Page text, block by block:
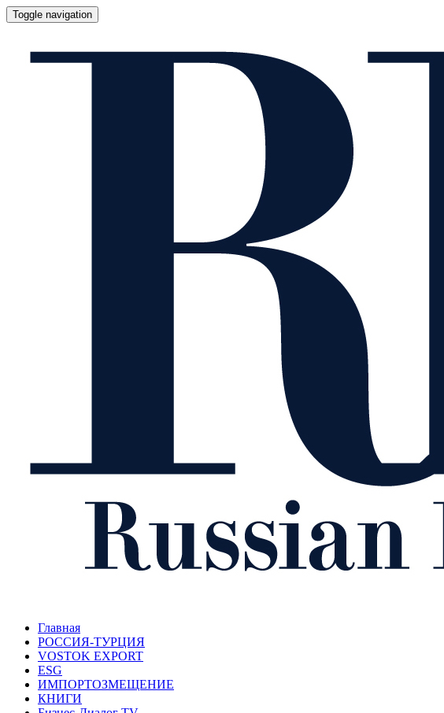
Toggle navigation
Главная
РОССИЯ-ТУРЦИЯ
VOSTOK EXPORT
ESG
ИМПОРТОЗМЕЩЕНИЕ
КНИГИ